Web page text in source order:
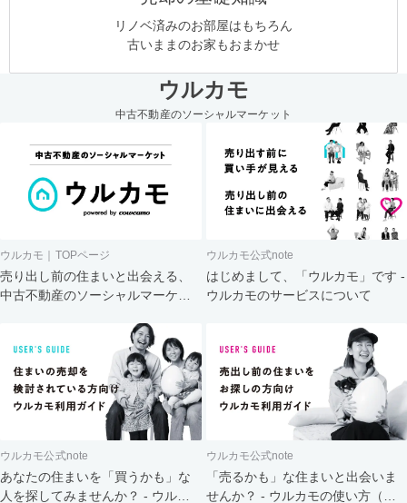
リノベ済みのお部屋はもちろん
古いままのお家もおまかせ
ウルカモ
中古不動産のソーシャルマーケット
ウルカモ｜TOPページ
売り出し前の住まいと出会える、
中古不動産のソーシャルマーケッ
ウルカモ公式note
はじめまして、「ウルカモ」です -
ウルカモのサービスについて
ウルカモ公式note
あなたの住まいを「買うかも」な
人を探してみませんか？ - ウルカ
ウルカモ公式note
「売るかも」な住まいと出会いま
せんか？ - ウルカモの使い方（買